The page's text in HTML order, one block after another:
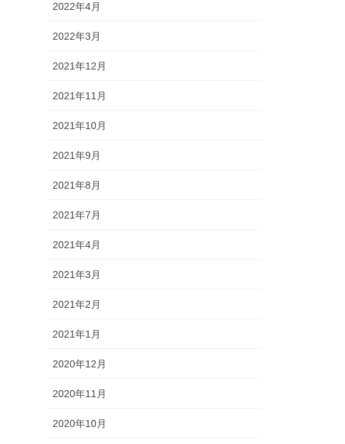
2022年4月
2022年3月
2021年12月
2021年11月
2021年10月
2021年9月
2021年8月
2021年7月
2021年4月
2021年3月
2021年2月
2021年1月
2020年12月
2020年11月
2020年10月